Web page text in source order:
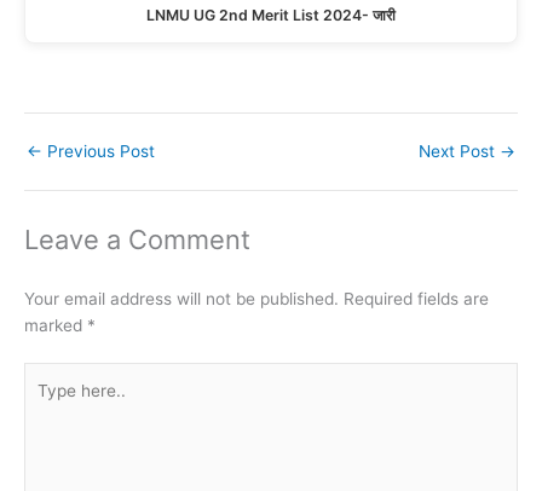
LNMU UG 2nd Merit List 2024- जारी
← Previous Post Next Post →
Leave a Comment
Your email address will not be published. Required fields are
marked *
here..